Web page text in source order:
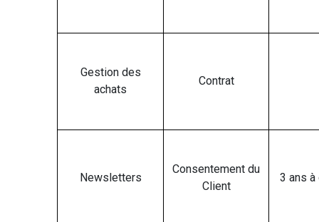
Gestion des
achats
Contrat
Newsletters
Consentement du
Client
3 ans